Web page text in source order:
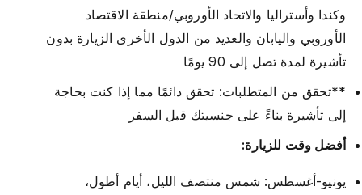
وكندا وأستراليا والاتحاد الأوروبي/منطقة الاقتصاد
الأوروبي واليابان والعديد من الدول الأخرى الزيارة بدون
تأشيرة لمدة تصل إلى 90 يومًا
**تحقق من المتطلبات: تحقق دائمًا مما إذا كنت بحاجة
إلى تأشيرة بناءً على جنسيتك قبل السفر
أفضل وقت للزيارة:
يونيو-أغسطس: شمس منتصف الليل، أيام أطول،